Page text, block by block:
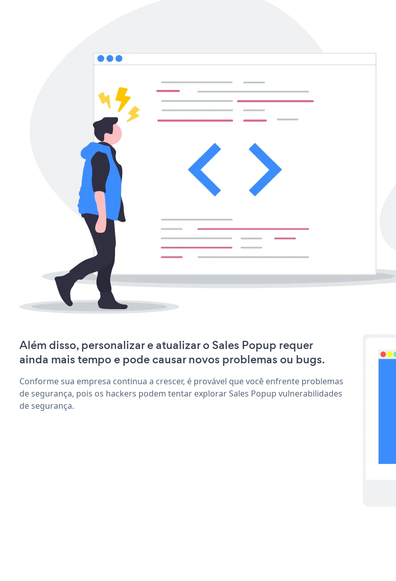
Além disso, personalizar e atualizar o Sales Popup requer
ainda mais tempo e pode causar novos problemas ou bugs.
Conforme sua empresa continua a crescer, é provável que você enfrente problemas
de segurança, pois os hackers podem tentar explorar Sales Popup vulnerabilidades
de segurança.